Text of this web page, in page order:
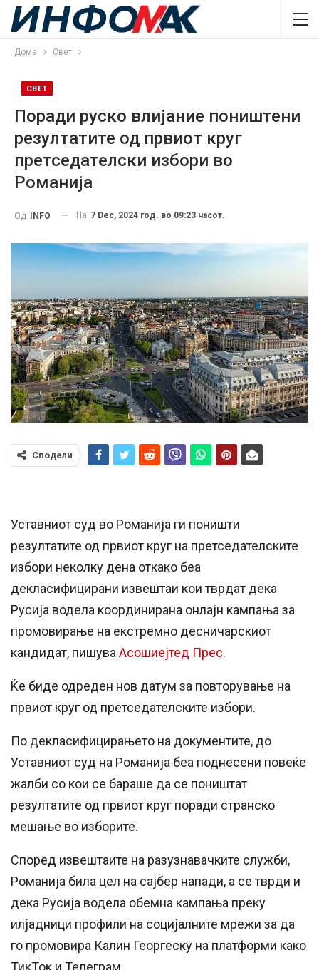
Дома Свет
СВЕТ
Поради руско влијание поништени
резултатите од првиот круг
претседателски избори во
Романија
Од INFO На 7 Dec, 2024 год. во 09:23 часот.
Сподели
Уставниот суд во Романија ги поништи
резултатите од првиот круг на претседателските
избори неколку дена откако беа
декласифицирани извештаи кои тврдат дека
Русија водела координирана онлајн кампања за
промовирање на екстремно десничарскиот
кандидат, пишува Асошиејтед Прес.
Ќе биде одреден нов датум за повторување на
првиот круг од претседателските избори.
По декласифицирањето на документите, до
Уставниот суд на Романија беа поднесени повеќе
жалби со кои се бараше да се поништат
резултатите од првиот круг поради странско
мешање во изборите.
Според извештаите на разузнавачките служби,
Романија била цел на сајбер напади, а се тврди и
дека Русија водела обемна кампања преку
илјадници профили на социјалните мрежи за да
го промовира Калин Георгеску на платформи како
ТикТок и Телеграм.